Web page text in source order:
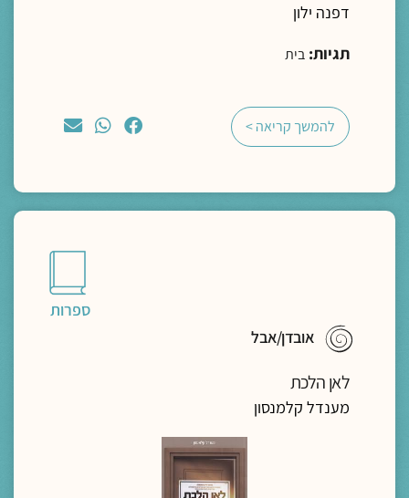
דפנה ילון
תגיות: בית
להמשך קריאה >
ספרות
אובדן/אבל
לאן הלכת
מענדל קלמנסון